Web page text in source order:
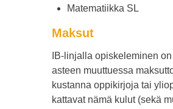
Matematiikka SL
Maksut
IB-linjalla opiskeleminen
asteen muuttuessa
kustanna oppikirjoja tai
kattavat nämä kulut (sekä